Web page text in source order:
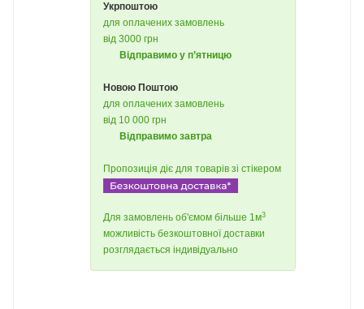
Укрпоштою
для оплачених замовлень
від 3000 грн
Відправимо у п’ятницю
Новою Поштою
для оплачених замовлень
від 10 000 грн
Відправимо завтра
Пропозиція діє для товарів зі стікером
Для замовлень об'ємом більше 1м3
можливість безкоштовної доставки
розглядається індивідуально